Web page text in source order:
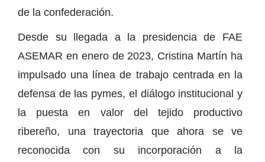
de la confederación.
Desde su llegada a la presidencia de FAE
ASEMAR en enero de 2023, Cristina Martín ha
impulsado una línea de trabajo centrada en la
defensa de las pymes, el diálogo institucional y
la puesta en valor del tejido productivo
ribereño, una trayectoria que ahora se ve
reconocida con su incorporación a la